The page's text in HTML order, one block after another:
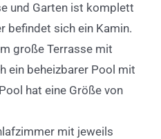
und Garten ist komplett
befindet sich ein Kamin.
große Terrasse mit
ein beheizbarer Pool mit
hat eine Größe von
mit jeweils